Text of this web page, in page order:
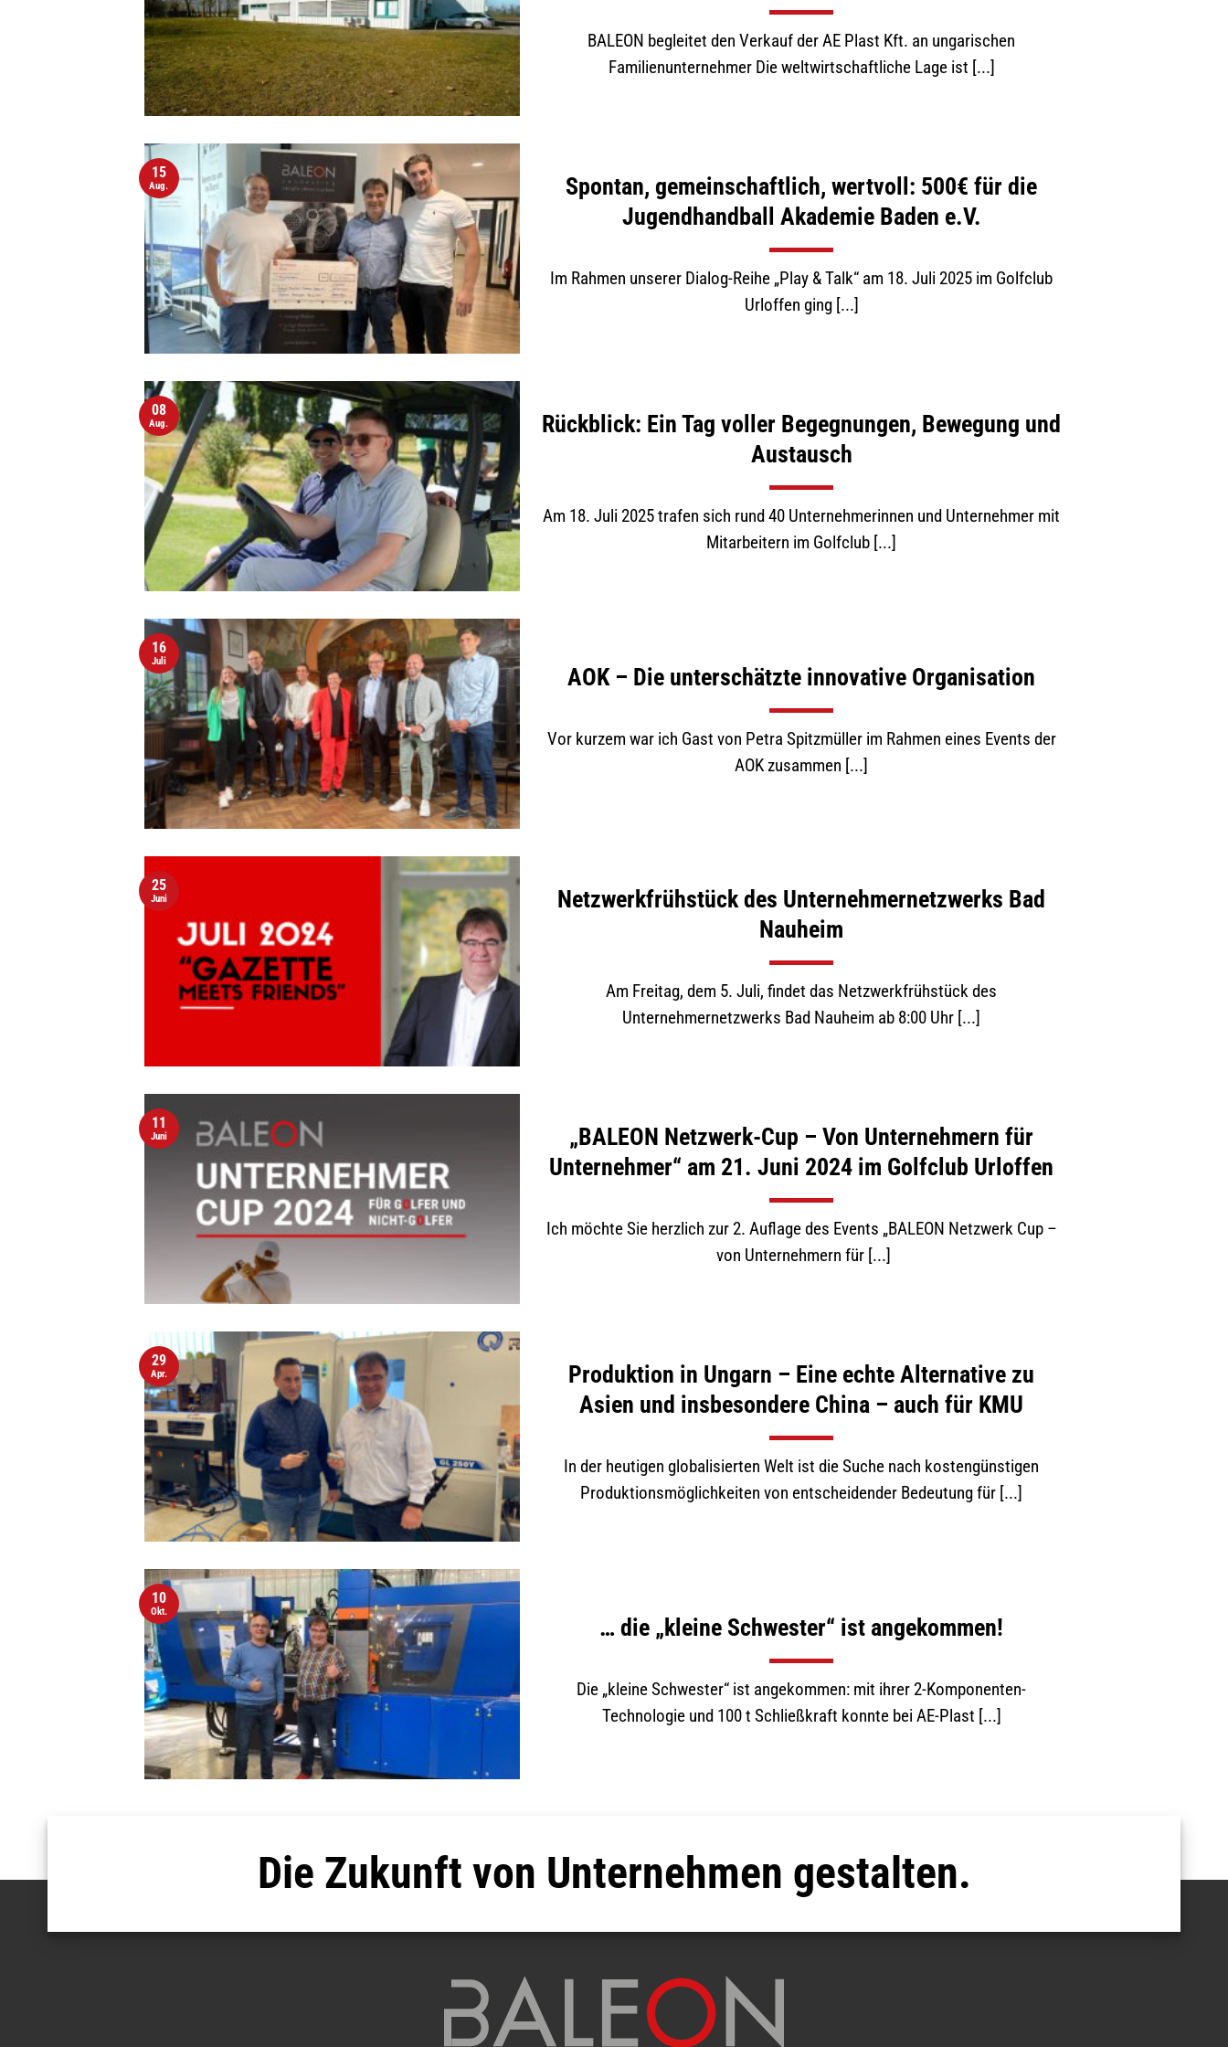
BALEON begleitet den Verkauf der AE Plast Kft. an ungarischen
Familienunternehmer Die weltwirtschaftliche Lage ist [...]
Spontan, gemeinschaftlich, wertvoll: 500€ für die
Jugendhandball Akademie Baden e.V.
Im Rahmen unserer Dialog-Reihe „Play & Talk“ am 18. Juli 2025 im Golfclub
Urloffen ging [...]
15
Aug.
Rückblick: Ein Tag voller Begegnungen, Bewegung und
Austausch
Am 18. Juli 2025 trafen sich rund 40 Unternehmerinnen und Unternehmer mit
Mitarbeitern im Golfclub [...]
08
Aug.
AOK – Die unterschätzte innovative Organisation
Vor kurzem war ich Gast von Petra Spitzmüller im Rahmen eines Events der
AOK zusammen [...]
16
Juli
Netzwerkfrühstück des Unternehmernetzwerks Bad
Nauheim
Am Freitag, dem 5. Juli, findet das Netzwerkfrühstück des
Unternehmernetzwerks Bad Nauheim ab 8:00 Uhr [...]
25
Juni
„BALEON Netzwerk-Cup – Von Unternehmern für
Unternehmer“ am 21. Juni 2024 im Golfclub Urloffen
Ich möchte Sie herzlich zur 2. Auflage des Events „BALEON Netzwerk Cup –
von Unternehmern für [...]
11
Juni
Produktion in Ungarn – Eine echte Alternative zu
Asien und insbesondere China – auch für KMU
In der heutigen globalisierten Welt ist die Suche nach kostengünstigen
Produktionsmöglichkeiten von entscheidender Bedeutung für [...]
29
Apr.
… die „kleine Schwester“ ist angekommen!
Die „kleine Schwester“ ist angekommen: mit ihrer 2-Komponenten-
Technologie und 100 t Schließkraft konnte bei AE-Plast [...]
10
Okt.
Die Zukunft von Unternehmen gestalten.